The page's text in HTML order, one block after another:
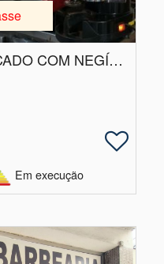
ESPAÇO DE MINIMERCADO COM NEGÍCIO ATIVO
Em execução